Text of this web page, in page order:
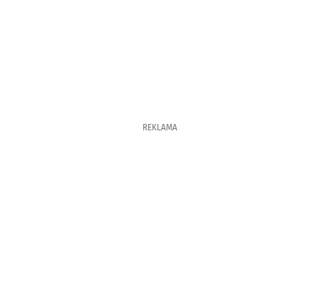
REKLAMA